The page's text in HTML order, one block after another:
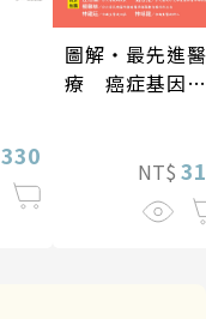
330
圖解‧最先進醫
療 癌症基因療
NT$